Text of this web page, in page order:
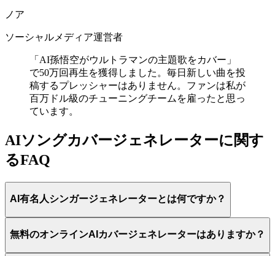
ノア
ソーシャルメディア運営者
「AI孫悟空がウルトラマンの主題歌をカバー」
で50万回再生を獲得しました。毎日新しい曲を投
稿するプレッシャーはありません。ファンは私が
百万ドル級のチューニングチームを雇ったと思っ
ています。
AIソングカバージェネレーターに関す
るFAQ
AI有名人シンガージェネレーターとは何ですか？
無料のオンラインAIカバージェネレーターはありますか？